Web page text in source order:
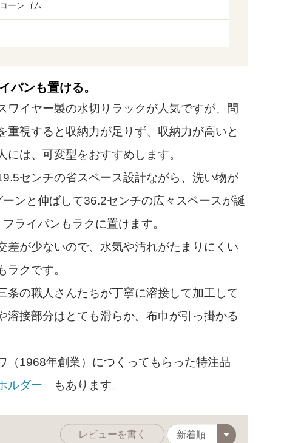
ーンゴム
パンも置ける。
イヤー製の水切りラックが人気ですが、問
重視すると収納力が足りず、収納力が高いと
は、可変型をおすすめします。
センチの省スペース設計ながら、洗い物が
ンと伸ばして36.2センチの広々スペースが誕
ライパンもラクに置けます。
が少ないので、水気や汚れがたまりにくい
ラクです。
の職人さんたちが丁寧に溶接して加工して
溶接部分はとても滑らか。布巾が引っ掛かる
1968年創業）につくってもらった特注品。
ルダー」 もあります。
レビューを書く